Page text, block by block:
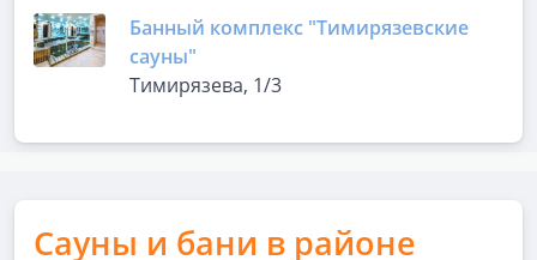
Банный комплекс "Тимирязевские
сауны"
Тимирязева, 1/3
Сауны и бани в районе